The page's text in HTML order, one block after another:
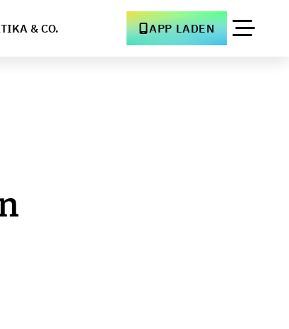
& CO. APP LADEN